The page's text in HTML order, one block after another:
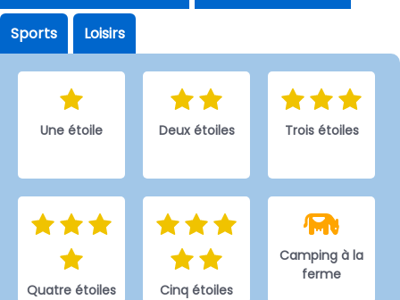
Une étoile Deux étoiles Trois étoiles
Quatre étoiles Cinq étoiles
Camping à la
ferme
Sports Loisirs